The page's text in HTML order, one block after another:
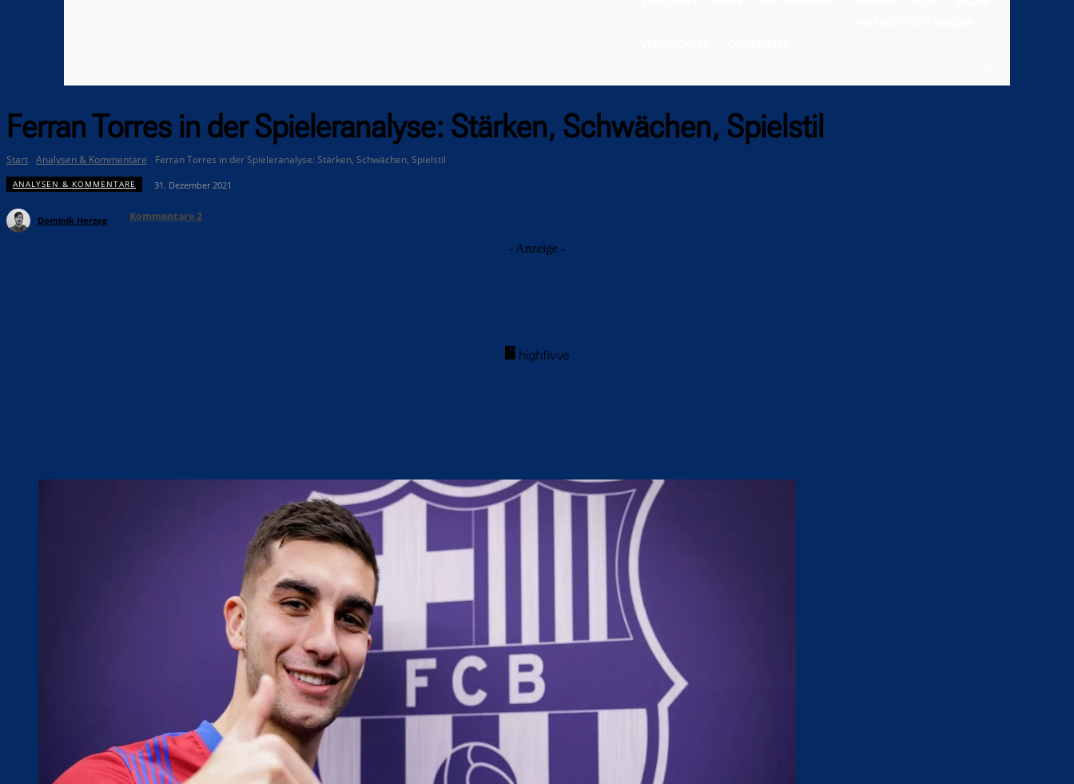
Ferran Torres in der Spieleranalyse: Stärken, Schwächen, Spielstil
Start Analysen & Kommentare Ferran Torres in der Spieleranalyse: Stärken, Schwächen, Spielstil
ANALYSEN & KOMMENTARE 31. Dezember 2021
Dominik Herzog Kommentare2
- Anzeige -